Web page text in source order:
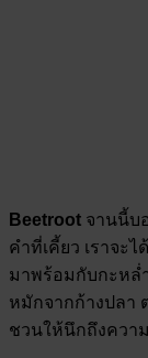
Beetroot จานนี้บ
คำที่เคี้ยว เราจะ
มาพร้อมกับกะหล่
หมักจากก้างปลา
ชวนให้นึกถึงควา